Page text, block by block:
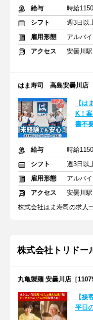
給与
時給
シフト
週3日以
雇用形態
アルバ
アクセス
安曇川
はま寿司 高島安曇川店
【
K！
書不
給与
時給
シフト
週3日以
雇用形態
アルバ
アクセス
安曇川
株式会社はま寿司の求人
株式会社トリドー
丸亀製麺 安曇川店［
【接
平日